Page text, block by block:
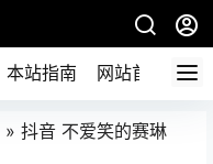
本站指南 网站首页
» 抖音 不爱笑的赛琳